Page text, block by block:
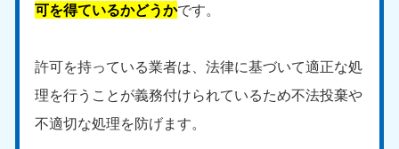
可を得ているかどうかです。
許可を持っている業者は、法律に基づいて適正な処
理を行うことが義務付けられているため不法投棄や
不適切な処理を防げます。